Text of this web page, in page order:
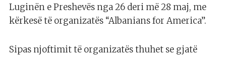
Luginën e Preshevës nga 26 deri më 28 maj, me
kërkesë të organizatës “Albanians for America”.
Sipas njoftimit të organizatës thuhet se gjatë